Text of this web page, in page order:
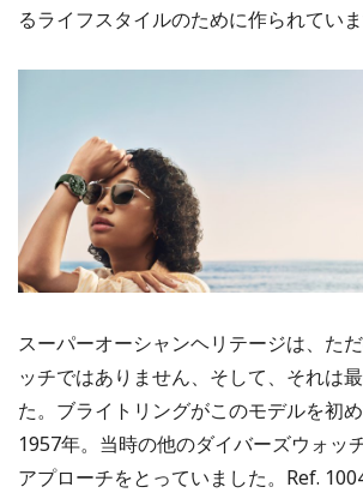
るライフスタイルのために作られていま
スーパーオーシャンヘリテージは、た
ッチではありません、そして、それは
た。ブライトリングがこのモデルを初
1957年。当時の他のダイバーズウォッ
アプローチをとっていました。Ref.